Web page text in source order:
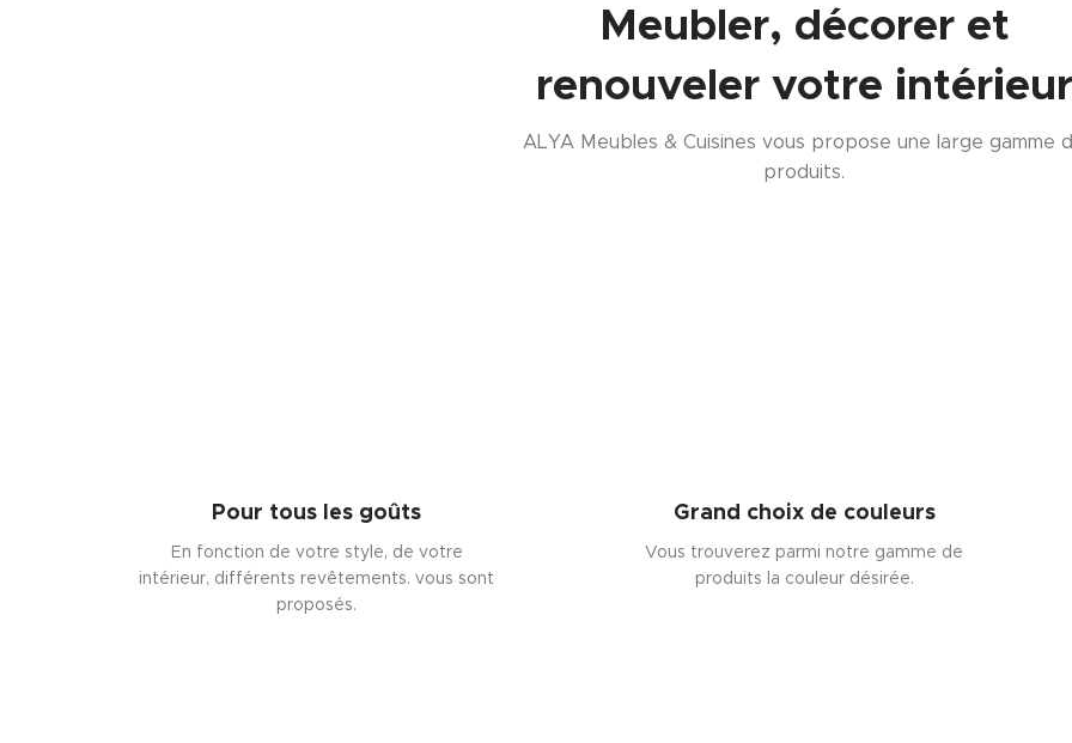
Meubler, décorer et
renouveler votre intérieur
ALYA Meubles & Cuisines vous propose une large gamme
produits.
Pour tous les goûts
En fonction de votre style, de votre
intérieur, différents revêtements. vous sont
proposés.
Grand choix de couleurs
Vous trouverez parmi notre gamme de
produits la couleur désirée.